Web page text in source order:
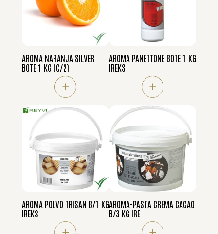
AROMA NARANJA SILVER
BOTE 1 KG (C/2)
+
AROMA PANETTONE BOTE 1 KG
IREKS
+
AROMA POLVO TRISAN B/1 KG
IREKS
AROMA-PASTA CREMA CACAO
B/3 KG IRE